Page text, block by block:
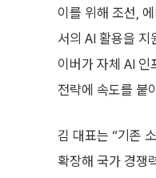
이를 위해 조선,
서의 AI 활용을 지
이버가 자체 AI
전략에 속도를 붙
김 대표는 “기존
확장해 국가 경쟁